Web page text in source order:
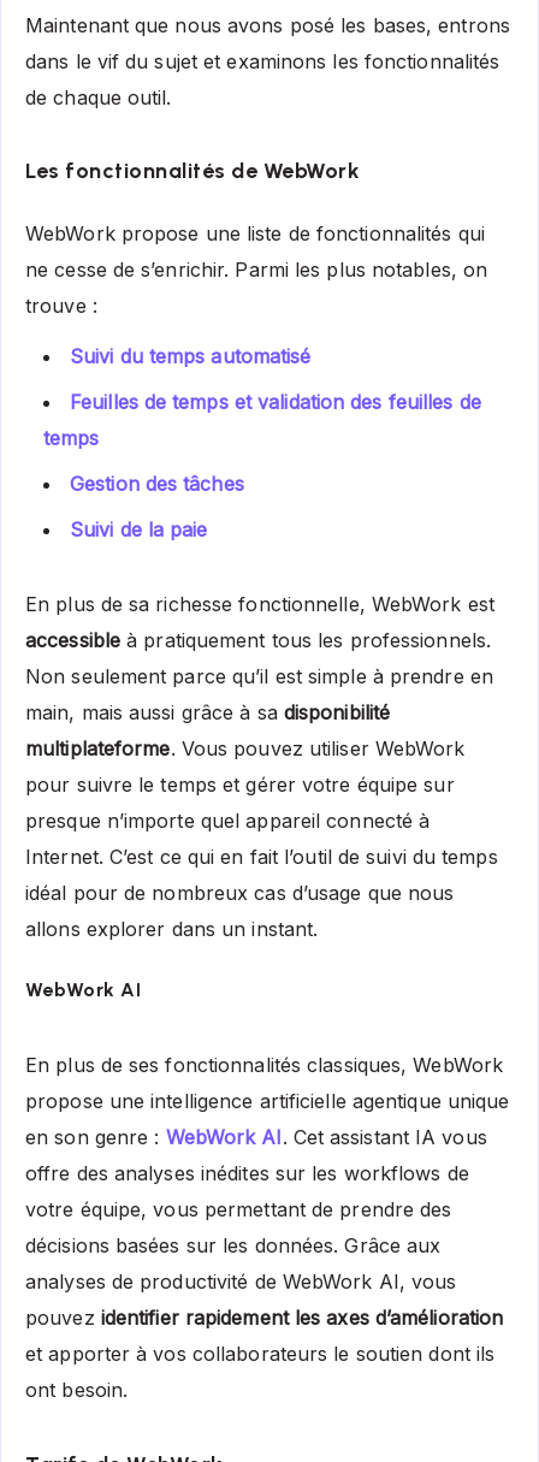
Maintenant que nous avons posé les bases, entrons
dans le vif du sujet et examinons les fonctionnalités
de chaque outil.
Les fonctionnalités de WebWork
WebWork propose une liste de fonctionnalités qui
ne cesse de s’enrichir. Parmi les plus notables, on
trouve :
Suivi du temps automatisé
Feuilles de temps et validation des feuilles de
temps
Gestion des tâches
Suivi de la paie
En plus de sa richesse fonctionnelle, WebWork est
accessible à pratiquement tous les professionnels.
Non seulement parce qu’il est simple à prendre en
main, mais aussi grâce à sa disponibilité
multiplateforme. Vous pouvez utiliser WebWork
pour suivre le temps et gérer votre équipe sur
presque n’importe quel appareil connecté à
Internet. C’est ce qui en fait l’outil de suivi du temps
idéal pour de nombreux cas d’usage que nous
allons explorer dans un instant.
WebWork AI
En plus de ses fonctionnalités classiques, WebWork
propose une intelligence artificielle agentique unique
en son genre : WebWork AI. Cet assistant IA vous
offre des analyses inédites sur les workflows de
votre équipe, vous permettant de prendre des
décisions basées sur les données. Grâce aux
analyses de productivité de WebWork AI, vous
pouvez identifier rapidement les axes d’amélioration
et apporter à vos collaborateurs le soutien dont ils
ont besoin.